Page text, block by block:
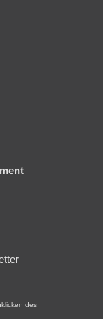
des